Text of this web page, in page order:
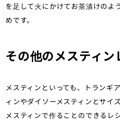
を足して火にかけてお茶漬けのよ
めです。
その他のメスティ
メスティンといっても、トランギ
ィンやダイソーメスティンとサイ
メスティンで作ることのできるレ